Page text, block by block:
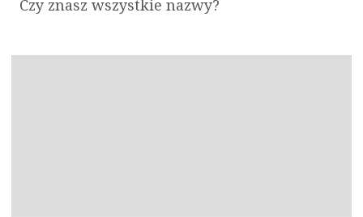
Czy znasz wszystkie nazwy?